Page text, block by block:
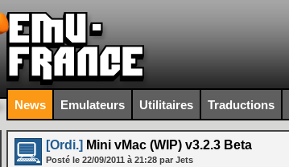
News Emulateurs Utilitaires Traductions
[Ordi.] Mini vMac (WIP) v3.2.3 Beta
Posté le 22/09/2011 à 21:28 par Jets